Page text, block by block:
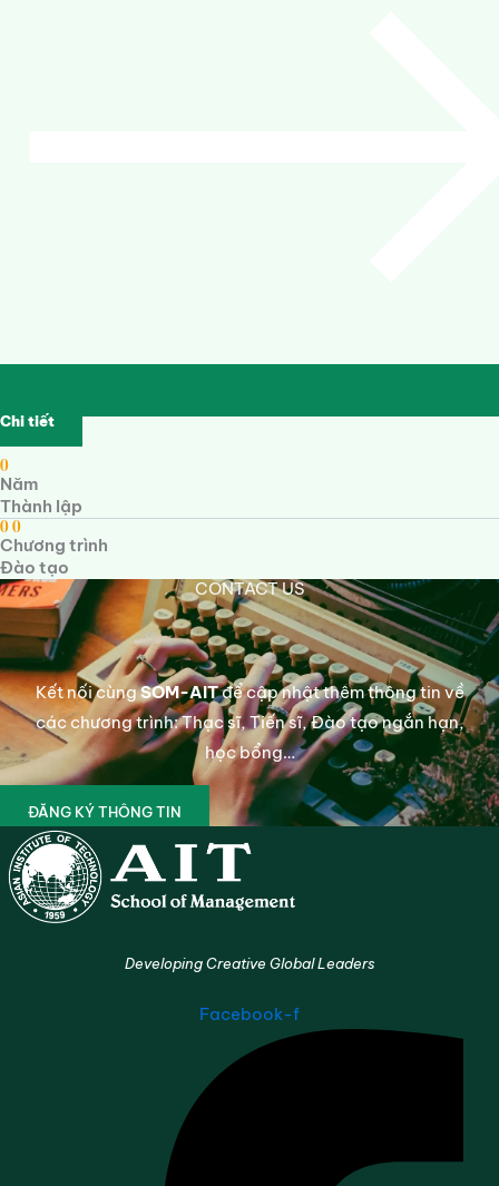
Chi tiết
0
Năm
Thành lập
00
Chương trình
Đào tạo
CONTACT US
Kết nối cùngSOM-AITđể cập nhật thêm thông tin về
các chương trình: Thạc sĩ, Tiến sĩ, Đào tạo ngắn hạn,
học bổng…
ĐĂNG KÝ THÔNG TIN
Developing Creative Global Leaders
Facebook-f